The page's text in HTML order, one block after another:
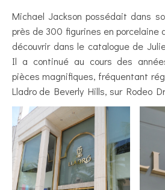
Michael Jackson possédait dans
près de 300 figurines en porcelaine
découvrir dans le catalogue de
Il a continué au cours des
pièces magnifiques, fréquentant
Lladro de Beverly Hills, sur Rodeo